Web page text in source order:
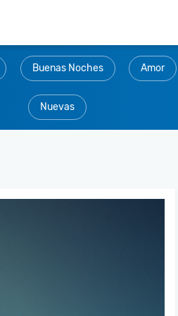
Buenas Noches Amor
Nuevas